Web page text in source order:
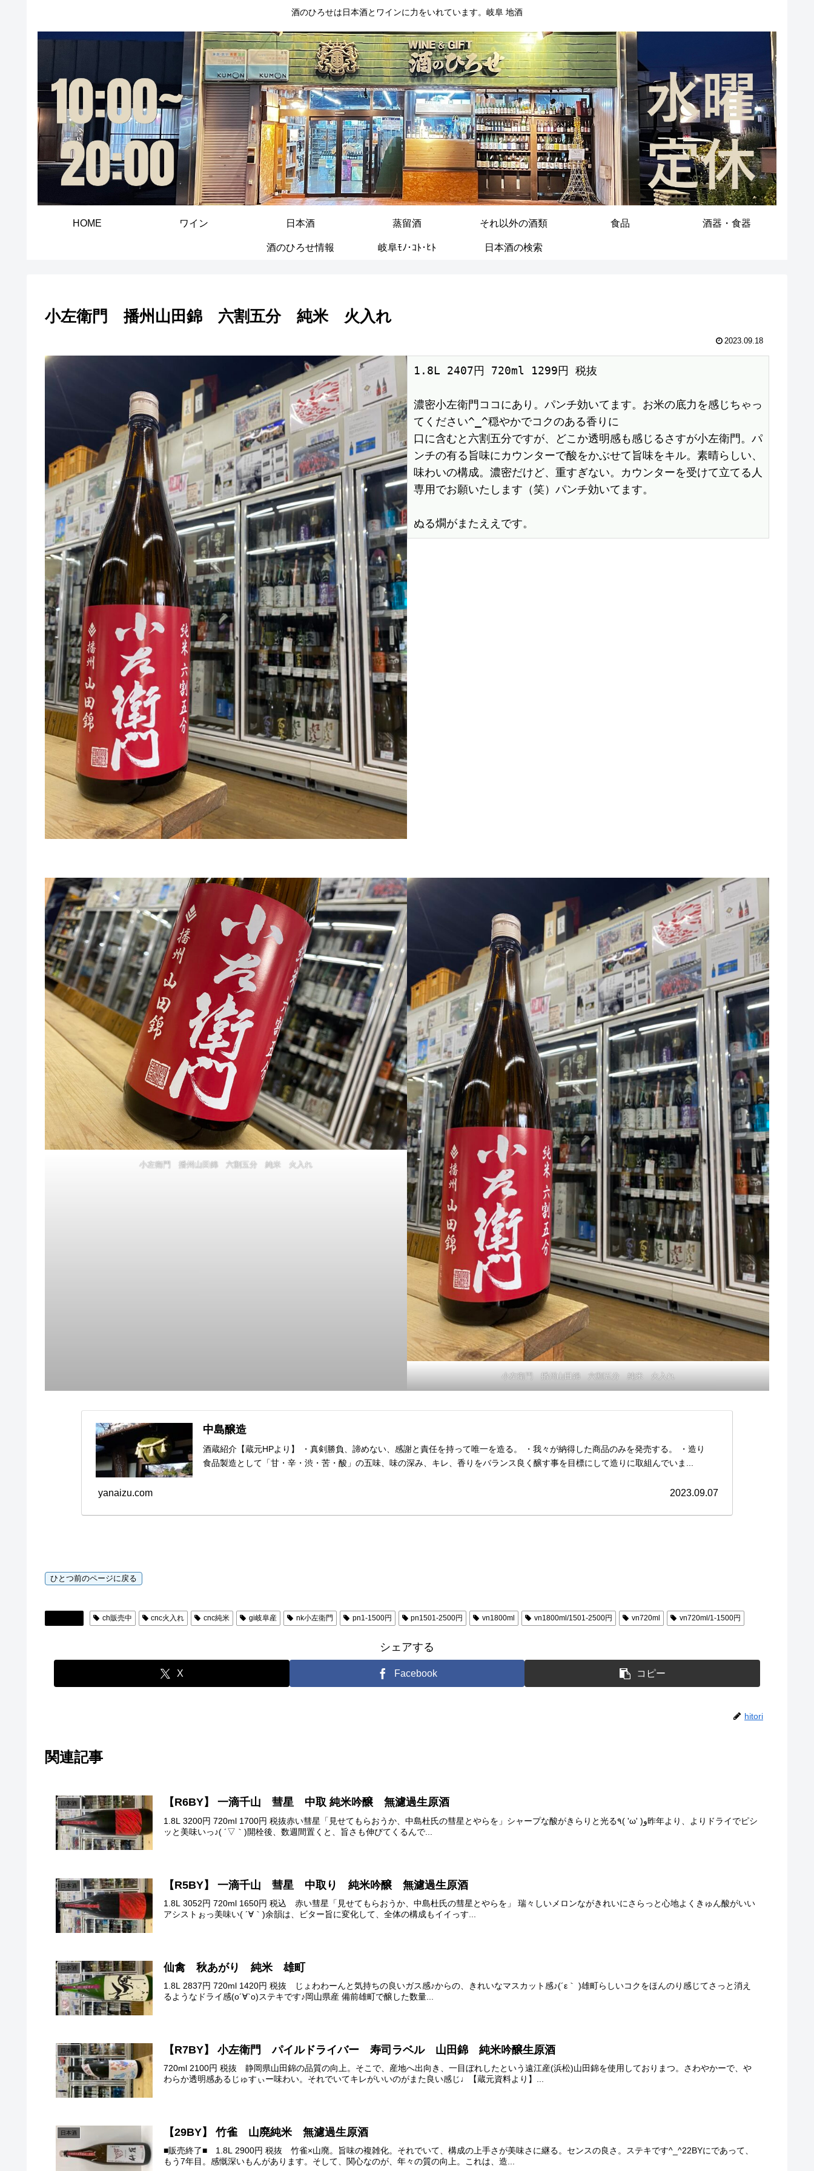
酒のひろせは日本酒とワインに力をいれています。岐阜 地酒
HOME ワイン 日本酒 蒸留酒 それ以外の酒類 食品 酒器・食器
酒のひろせ情報 岐阜ﾓﾉ･ｺﾄ･ﾋﾄ 日本酒の検索
小左衛門 播州山田錦 六割五分 純米 火入れ
2023.09.18
1.8L 2407円 720ml 1299円 税抜
濃密小左衛門ココにあり。パンチ効いてます。お米の底力を感じちゃっ
てください^_^穏やかでコクのある香りに
口に含むと六割五分ですが、どこか透明感も感じるさすが小左衛門。パ
ンチの有る旨味にカウンターで酸をかぶせて旨味をキル。素晴らしい、
味わいの構成。濃密だけど、重すぎない。カウンターを受けて立てる人
専用でお願いたします（笑）パンチ効いてます。
ぬる燗がまたええです。
小左衛門 播州山田錦 六割五分 純米 火入れ
小左衛門 播州山田錦 六割五分 純米 火入れ
中島醸造
酒蔵紹介【蔵元HPより】 ・真剣勝負、諦めない、感謝と責任を持って唯一を造る。 ・我々が納得した商品のみを発売する。 ・造り
食品製造として「甘・辛・渋・苦・酸」の五味、味の深み、キレ、香りをバランス良く醸す事を目標にして造りに取組んでいま...
yanaizu.com 2023.09.07
ch販売中 cnc火入れ cnc純米 gi岐阜産 nk小左衛門 pn1-1500円 pn1501-2500円 vn1800ml vn1800ml/1501-2500円 vn720ml vn720ml/1-1500円
シェアする
X Facebook コピー
hitori
関連記事
日本酒 【R6BY】 一滴千山 彗星 中取 純米吟醸 無濾過生原酒
1.8L 3200円 720ml 1700円 税抜赤い彗星「見せてもらおうか、中島杜氏の彗星とやらを」シャープな酸がきらりと光る٩( 'ω' )و昨年より、よりドライでピシ
ッと美味いっ♪( ´▽｀)開栓後、数週間置くと、旨さも伸びてくるんで...
日本酒 【R5BY】 一滴千山 彗星 中取り 純米吟醸 無濾過生原酒
1.8L 3052円 720ml 1650円 税込 赤い彗星「見せてもらおうか、中島杜氏の彗星とやらを」 瑞々しいメロンながきれいにさらっと心地よくきゅん酸がいい
アシストぉっ美味い( ´∀｀)余韻は、ビター旨に変化して、全体の構成もイイっす...
日本酒 仙禽 秋あがり 純米 雄町
1.8L 2837円 720ml 1420円 税抜 じょわわーんと気持ちの良いガス感♪からの、きれいなマスカット感♪(´ε｀ )雄町らしいコクをほんのり感じてさっと消え
るようなドライ感(о´∀`о)ステキです♪岡山県産 備前雄町で醸した数量...
日本酒 【R7BY】 小左衛門 パイルドライバー 寿司ラベル 山田錦 純米吟醸生原酒
720ml 2100円 税抜 静岡県山田錦の品質の向上。そこで、産地へ出向き、一目ぼれしたという遠江産(浜松)山田錦を使用しておりまつ。さわやかーで、や
わらか透明感あるじゅすぃー味わい。それでいてキレがいいのがまた良い感じ♩【蔵元資料より】...
日本酒 【29BY】 竹雀 山廃純米 無濾過生原酒
■販売終了■ 1.8L 2900円 税抜 竹雀×山廃。旨味の複雑化。それでいて、構成の上手さが美味さに継る。センスの良さ。ステキです^_^22BYにであって、
もう7年目。感慨深いもんがあります。そして、関心なのが、年々の質の向上。これは、造...